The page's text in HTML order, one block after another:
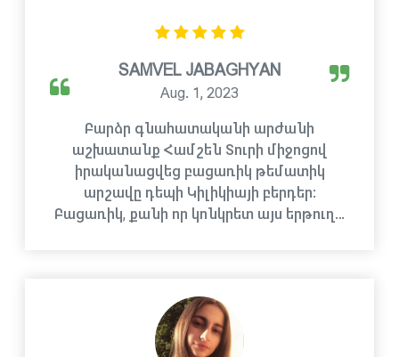
SAMVEL JABAGHYAN
Aug. 1, 2023
Բարձր գնահատականի արժանի
աշխատանք Համշեն Տուրի միջոցով
իրականացվեց բացառիկ թեմատիկ
արշավը դեպի Կիլիկիայի բերդեր:
Բացառիկ, քանի որ կոնկրետ այս երթուղ…